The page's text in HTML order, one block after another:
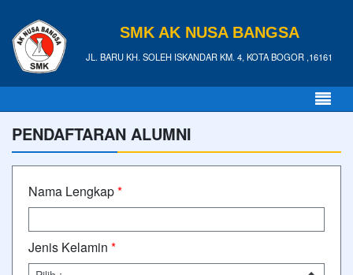
SMK AK NUSA BANGSA
JL. BARU KH. SOLEH ISKANDAR KM. 4, KOTA BOGOR ,16161
PENDAFTARAN ALUMNI
Nama Lengkap*
Jenis Kelamin *